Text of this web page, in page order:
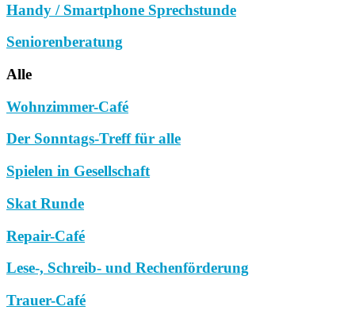
Handy / Smartphone Sprechstunde
Seniorenberatung
Alle
Wohnzimmer-Café
Der Sonntags-Treff für alle
Spielen in Gesellschaft
Skat Runde
Repair-Café
Lese-, Schreib- und Rechenförderung
Trauer-Café